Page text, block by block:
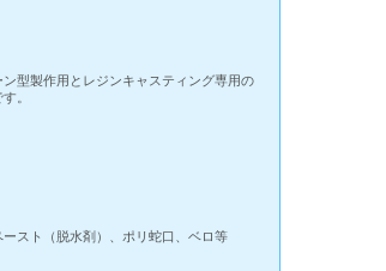
ン型製作用とレジンキャスティング専用の
。
ースト（脱水剤）、ポリ蛇口、ベロ等